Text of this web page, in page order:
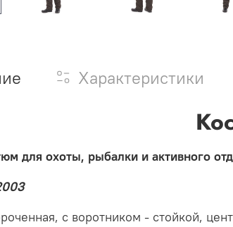
Характеристики
для охоты, рыбалки и активного
с воротником - стойкой,